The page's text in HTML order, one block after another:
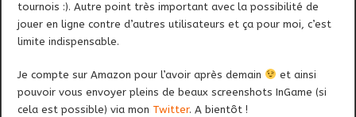
tournois :). Autre point très important avec la possibilité de
jouer en ligne contre d’autres utilisateurs et ça pour moi, c’est
limite indispensable.
Je compte sur Amazon pour l’avoir après demain
et ainsi
pouvoir vous envoyer pleins de beaux screenshots InGame (si
cela est possible) via mon Twitter. A bientôt !